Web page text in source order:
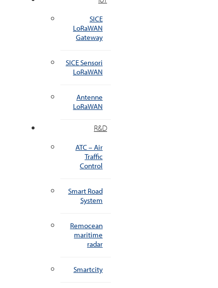
SICE
LoRaWAN
Gateway
SICE Sensori
LoRaWAN
Antenne
LoRaWAN
R&D
ATC – Air
Traffic
Control
Smart Road
System
Remocean
maritime
radar
Smartcity